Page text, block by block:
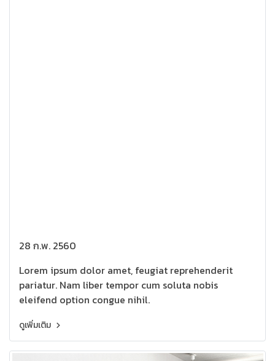
28 ก.พ. 2560
Lorem ipsum dolor amet, feugiat reprehenderit
pariatur. Nam liber tempor cum soluta nobis
eleifend option congue nihil.
ดูเพิ่มเติม